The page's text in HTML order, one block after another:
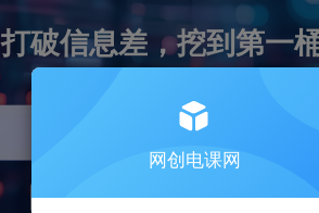
打破信息差，挖到第一
引流 抖音 小红书 直播 剪辑
网创电课网